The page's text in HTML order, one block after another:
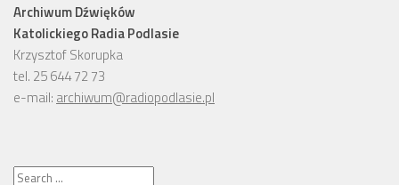
Archiwum Dźwięków
Katolickiego Radia Podlasie
Krzysztof Skorupka
tel. 25 644 72 73
e-mail: archiwum@radiopodlasie.pl